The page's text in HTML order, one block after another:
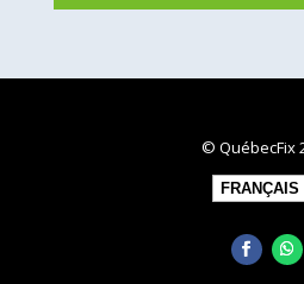
© QuébecFix